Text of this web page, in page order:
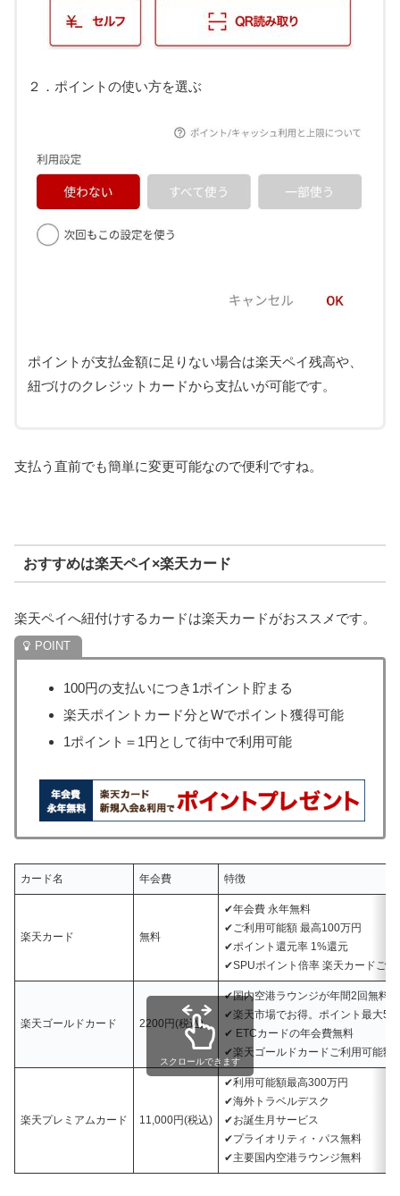
２．ポイントの使い方を選ぶ
ポイントが支払金額に足りない場合は楽天ペイ残高や、
紐づけのクレジットカードから支払いが可能です。
支払う直前でも簡単に変更可能なので便利ですね。
おすすめは楽天ペイ×楽天カード
楽天ペイへ紐付けするカードは楽天カードがおススメです。
100円の支払いにつき1ポイント貯まる
楽天ポイントカード分とWでポイント獲得可能
1ポイント＝1円として街中で利用可能
カード名 年会費 特徴
楽天カード 無料
✔年会費 永年無料
✔ご利用可能額 最高100万円
✔ポイント還元率 1%還元
✔SPUポイント倍率 楽天カードご
楽天ゴールドカード 2200円(税込)
✔国内空港ラウンジが年間2回無料
✔楽天市場でお得。ポイント最大5倍
✔ ETCカードの年会費無料
✔楽天ゴールドカードご利用可能額
楽天プレミアムカード 11,000円(税込)
✔利用可能額最高300万円
✔海外トラベルデスク
✔お誕生月サービス
✔プライオリティ・パス無料
✔主要国内空港ラウンジ無料
スクロールできます